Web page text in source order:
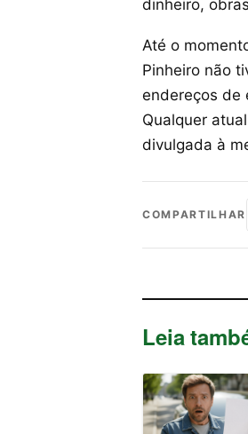
dinheiro,
Até o
Pinheiro não
endereços de
Qualquer
divulgada à
COMPARTILHAR
Leia